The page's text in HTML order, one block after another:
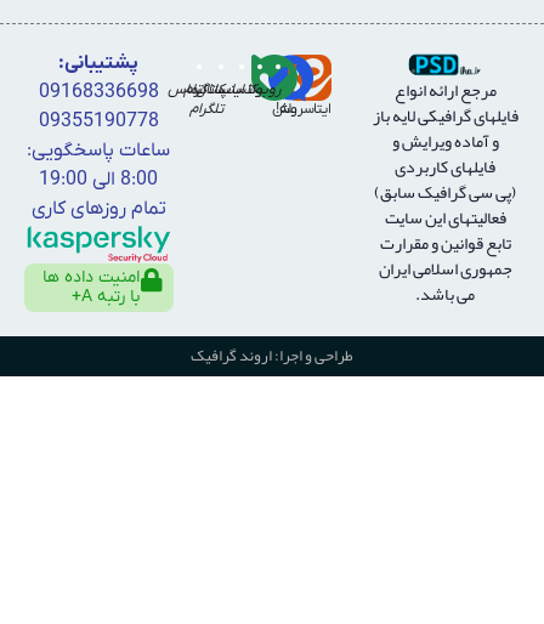
مرجع ارائه انواع
فايلهای گرافيكی لايه باز
و آماده ويرايش و
فايلهای كاربردی
(پی سی گرافیک سابق)
فعالیتهای این سایت
تابع قوانین و مقرارت
جمهوری اسلامی ایران
می باشد.
ایتاسروش
بله!
روبیکاواتساپ
اینستاگرام
کانال
تلگرام
تماس
پشتیبانی:
09168336698
09355190778
ساعات پاسخگویی:
8:00 الی 19:00
تمام روزهای کاری
امنیت داده ها
با رتبه A+
طراحی و اجرا: اروند گرافیک